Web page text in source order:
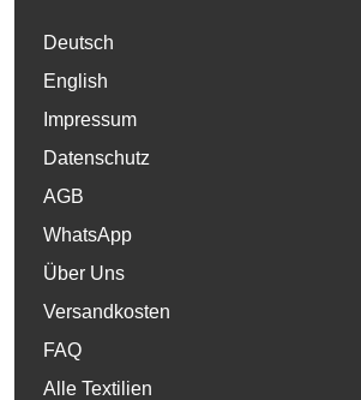
Deutsch
English
Impressum
Datenschutz
AGB
WhatsApp
Über Uns
Versandkosten
FAQ
Alle Textilien